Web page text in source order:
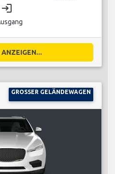
login
GROSSER GELÄNDEWAGEN